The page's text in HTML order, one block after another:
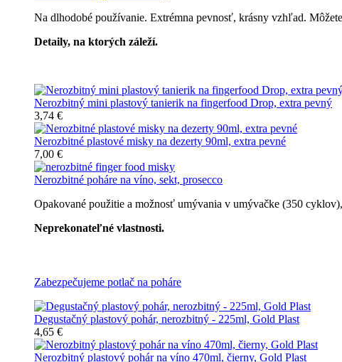
Na dlhodobé používanie. Extrémna pevnosť, krásny vzhľad.
Detaily, na ktorých záleží.
Nerozbitný mini plastový tanierik na fingerfood Drop, extra pevný
3,74 €
Nerozbitné plastové misky na dezerty 90ml, extra pevné
7,00 €
Nerozbitné poháre na víno, sekt, prosecco
Opakované použitie a možnosť umývania v umývačke (350
Neprekonateľné vlastnosti.
Zabezpečujeme potlač na poháre
Degustačný plastový pohár, nerozbitný - 225ml, Gold Plast
4,65 €
Nerozbitný plastový pohár na víno 470ml, čierny, Gold Plast